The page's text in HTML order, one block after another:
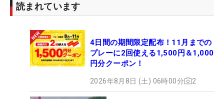
読まれています
4日間の期間限定配布！11月までの
プレーに2回使える1,500円＆1,000
円分クーポン！
2026年8月8日 (土) 06時00分 2